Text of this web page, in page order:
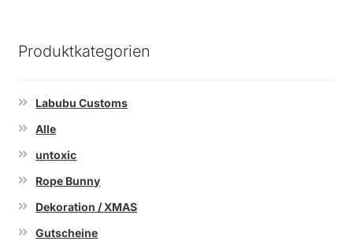
Produktkategorien
Labubu Customs
Alle
untoxic
Rope Bunny
Dekoration / XMAS
Gutscheine